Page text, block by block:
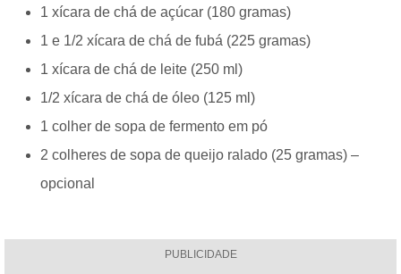
1 xícara de chá de açúcar (180 gramas)
1 e 1/2 xícara de chá de fubá (225 gramas)
1 xícara de chá de leite (250 ml)
1/2 xícara de chá de óleo (125 ml)
1 colher de sopa de fermento em pó
2 colheres de sopa de queijo ralado (25 gramas) –
opcional
PUBLICIDADE